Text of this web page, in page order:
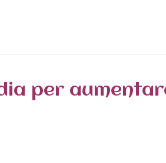
per